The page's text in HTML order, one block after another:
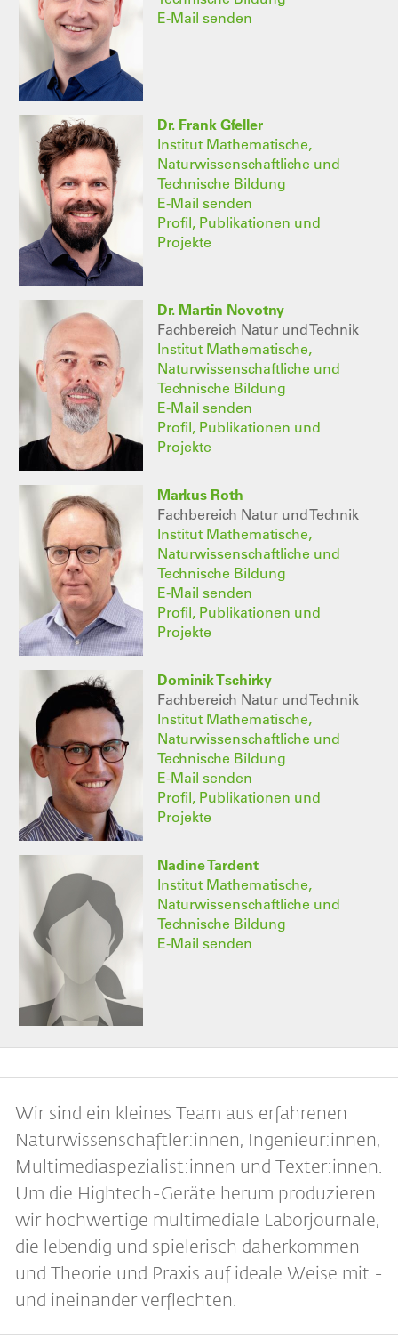
E-Mail senden
Dr. Frank Gfeller
Institut Mathematische,
Naturwissenschaftliche und
Technische Bildung
E-Mail senden
Profil, Publikationen und
Projekte
Dr. Martin Novotny
Fachbereich Natur und Technik
Institut Mathematische,
Naturwissenschaftliche und
Technische Bildung
E-Mail senden
Profil, Publikationen und
Projekte
Markus Roth
Fachbereich Natur und Technik
Institut Mathematische,
Naturwissenschaftliche und
Technische Bildung
E-Mail senden
Profil, Publikationen und
Projekte
Dominik Tschirky
Fachbereich Natur und Technik
Institut Mathematische,
Naturwissenschaftliche und
Technische Bildung
E-Mail senden
Profil, Publikationen und
Projekte
Nadine Tardent
Institut Mathematische,
Naturwissenschaftliche und
Technische Bildung
E-Mail senden
Wir sind ein kleines Team aus erfahrenen
Naturwissenschaftler:innen, Ingenieur:innen,
Multimediaspezialist:innen und Texter:innen.
Um die Hightech-Geräte herum produzieren
wir hochwertige multimediale Laborjournale,
die lebendig und spielerisch daherkommen
und Theorie und Praxis auf ideale Weise mit -
und ineinander verflechten.